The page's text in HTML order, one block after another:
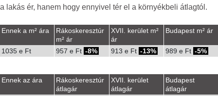
a lakás ér, hanem hogy ennyivel tér el a környékbeli átlagtól.
Ennek a m² ára
Rákoskeresztúr
m² ár
XVII. kerület m²
ár
Budapest m² ár
1035 e Ft 957 e Ft -8% 913 e Ft -13% 989 e Ft -5%
Ennek az ára
Rákoskeresztúr
átlagár
XVII. kerület
átlagár
Budapest
átlagár